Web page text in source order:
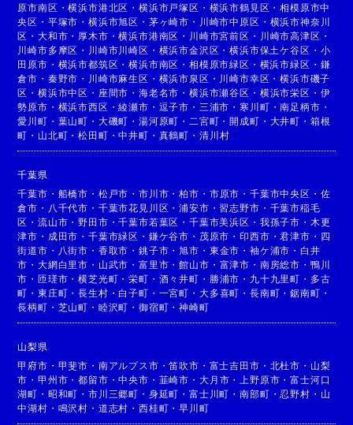
原市南区 ・横浜市港北区 ・横浜市戸塚区 ・ 横浜市鶴見区 ・相模原市中
央区 ・ 平塚市 ・横浜市旭区 ・ 茅ヶ崎市 ・ 川崎市中原区 ・ 横浜市神奈川
区 ・大和市 ・ 厚木市 ・横浜市港南区 ・ 川崎市宮前区 ・ 川崎市高津区 ・
川崎市多摩区 ・ 川崎市川崎区 ・ 横浜市金沢区 ・横浜市保土ケ谷区 ・ 小
田原市 ・ 横浜市都筑区 ・横浜市南区 ・相模原市緑区 ・ 横浜市緑区 ・ 鎌
倉市 ・ 秦野市 ・ 川崎市麻生区 ・ 横浜市泉区 ・ 川崎市幸区 ・横浜市磯子
区 ・横浜市中区 ・ 座間市 ・海老名市 ・横浜市瀬谷区 ・ 横浜市栄区 ・ 伊
勢原市 ・ 横浜市西区 ・綾瀬市 ・ 逗子市 ・ 三浦市 ・寒川町 ・南足柄市 ・
愛川町 ・ 葉山町 ・ 大磯町 ・湯河原町 ・ 二宮町 ・開成町 ・ 大井町 ・ 箱根
町 ・ 山北町 ・松田町 ・中井町 ・ 真鶴町 ・ 清川村
千葉県
千葉市 ・ 船橋市 ・ 松戸市 ・市川市 ・柏市 ・ 市原市 ・ 千葉市中央区 ・ 佐
倉市 ・ 八千代市 ・ 千葉市花見川区 ・浦安市 ・習志野市 ・ 千葉市稲毛
区 ・流山市 ・野田市 ・千葉市若葉区 ・千葉市美浜区 ・ 我孫子市 ・ 木更
津市 ・ 成田市 ・千葉市緑区 ・ 鎌ケ谷市 ・ 茂原市 ・印西市 ・君津市 ・ 四
街道市 ・ 八街市 ・ 香取市 ・銚子市 ・旭市 ・ 東金市 ・ 袖ケ浦市 ・ 白井
市 ・大網白里市 ・ 山武市 ・富里市 ・館山市 ・ 富津市 ・ 南房総市 ・ 鴨川
市 ・匝瑳市 ・横芝光町 ・栄町 ・ 酒々井町 ・ 勝浦市 ・ 九十九里町 ・ 多古
町 ・東庄町 ・長生村 ・ 白子町 ・ 一宮町 ・ 大多喜町 ・ 長南町 ・鋸南町 ・
長柄町 ・ 芝山町 ・ 睦沢町 ・御宿町 ・神崎町
山梨県
甲府市 ・ 甲斐市 ・ 南アルプス市 ・笛吹市 ・ 富士吉田市 ・ 北杜市 ・ 山梨
市 ・甲州市 ・都留市 ・中央市 ・ 韮崎市 ・ 大月市 ・ 上野原市 ・富士河口
湖町 ・ 昭和町 ・市川三郷町 ・ 身延町 ・富士川町 ・南部町 ・忍野村 ・ 山
中湖村 ・ 鳴沢村 ・ 道志村 ・西桂町 ・早川町